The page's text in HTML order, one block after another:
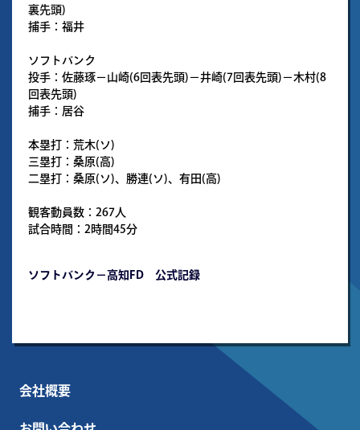
裏先頭)
捕手：福井
ソフトバンク
投手：佐藤琢－山崎(6回表先頭)－井崎(7回表先頭)－木村(8
回表先頭)
捕手：居谷
本塁打：荒木(ソ)
三塁打：桑原(高)
二塁打：桑原(ソ)、勝連(ソ)、有田(高)
観客動員数：267人
試合時間：2時間45分
ソフトバンク－高知FD 公式記録
会社概要